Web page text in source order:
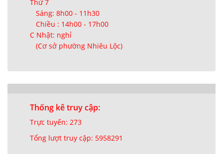
Thứ 7
Sáng: 8h00 - 11h30
Chiều : 14h00 - 17h00
C Nhật: nghỉ
(Cơ sở phường Nhiêu Lộc)
Thống kê truy cập:
Trực tuyến: 273
Tổng lượt truy cập: 5958291